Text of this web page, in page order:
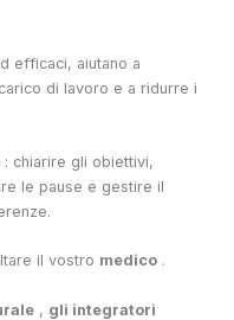
efficaci, aiutano a
di lavoro e a ridurre i
: chiarire gli obiettivi,
le pause e gestire il
il vostro medico .
, gli integratori